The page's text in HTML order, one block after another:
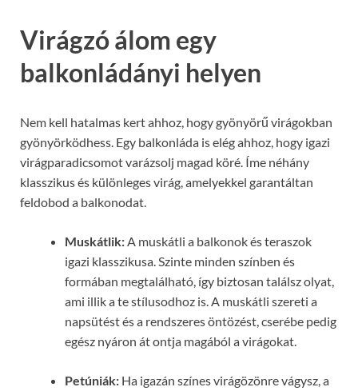
Virágzó álom egy
balkonládányi helyen
Nem kell hatalmas kert ahhoz, hogy gyönyörű virágokban
gyönyörködhess. Egy balkonláda is elég ahhoz, hogy igazi
virágparadicsomot varázsolj magad köré. Íme néhány
klasszikus és különleges virág, amelyekkel garantáltan
feldobod a balkonodat.
Muskátlik: A muskátli a balkonok és teraszok
igazi klasszikusa. Szinte minden színben és
formában megtalálható, így biztosan találsz olyat,
ami illik a te stílusodhoz is. A muskátli szereti a
napsütést és a rendszeres öntözést, cserébe pedig
egész nyáron át ontja magából a virágokat.
Petúniák: Ha igazán színes virágözönre vágysz, a